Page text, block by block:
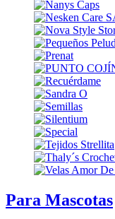
Para Mascotas